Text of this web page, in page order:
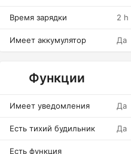
Время зарядки 2 h
Имеет аккумулятор Да
Функции
Имеет уведомления Да
Есть тихий будильник Да
Есть функция